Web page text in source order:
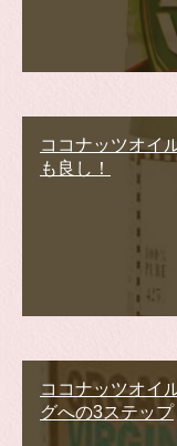
ココナッツオイ
も良し！
ココナッツオイ
グへの3ステップ